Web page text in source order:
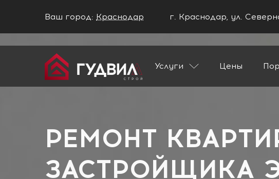
Ваш город: Краснодар
Ваш город Краснодар?
НЕТ
г. Краснодар, ул.
Услуги
Цены
Главная
Застройщики
РЕМОНТ
ЗАСТРОЙЩИКА